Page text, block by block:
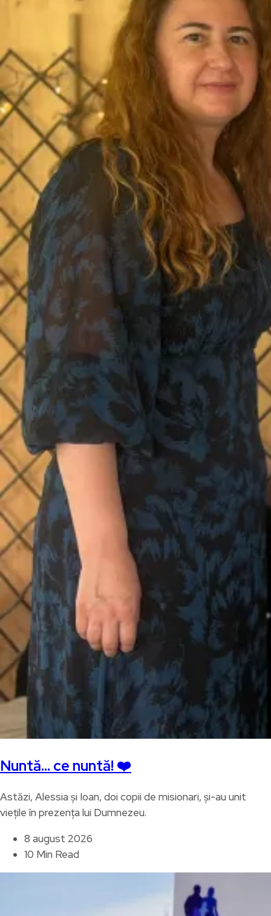
Nuntă… ce nuntă! ❤️
Astăzi, Alessia și Ioan, doi copii de misionari, și-au unit
viețile în prezența lui Dumnezeu.
8 august 2026
10 Min Read